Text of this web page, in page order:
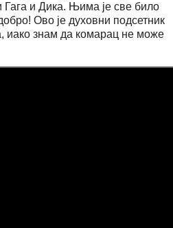
Гага и Дика. Њима је све било
Ово је духовни подсетник
иако знам да комарац не може